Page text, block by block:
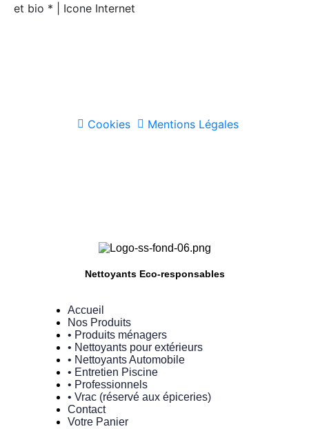
et bio * | Icone Internet
Cookies Mentions Légales
Nettoyants Eco-responsables
Accueil
Nos Produits
• Produits ménagers
• Nettoyants pour extérieurs
• Nettoyants Automobile
• Entretien Piscine
• Professionnels
• Vrac (réservé aux épiceries)
Contact
Votre Panier